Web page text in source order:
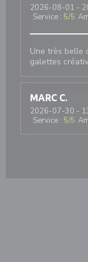
2026-08-01 -
Service : 5/5
Une très belle
galettes
MARC C
2026-07-30 -
Service : 5/5